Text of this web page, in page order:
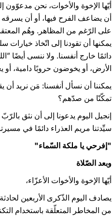
أيّها الإخوة والأخوات، نحن
أن يضاعف الفرح فيها، أو أن يسرقه
على الرّغم من المظاهر. وهُم
يمكنها أن تقودنا إلى اتّخاذ
دائمًا خارج أنفسنا. ولا ننسى أيضًا
الأرض، أو يخوضون حروبًا دامية،
يمكننا أن نسأل أنفسنا: مَن نريد
تمكّنّا من صدّهم؟
إنجيل اليوم يدعونا إلى أن نثق
سيِّدتنا مريم العذراء دائمًا في
"إفرحي يا ملكة السّماء"
وبعد الصّلاة
أيّها الإخوة والأخوات الأعزّاء،
من المخاطر المتعلّقة باستخدام